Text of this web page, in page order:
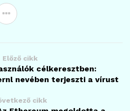
Előző cikk
célkeresztben:
nevében terjeszti a vírust
cikk